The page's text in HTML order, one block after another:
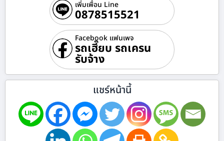
เพิ่มเพื่อน Line
0878515521
Facebook แฟนเพจ
รถเฮี๊ยบ รถเครน
รับจ้าง
แชร์หน้านี้